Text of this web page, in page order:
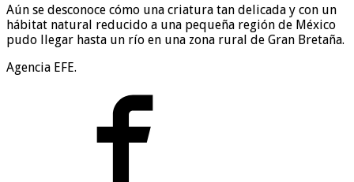
Aún se desconoce cómo una criatura tan delicada y con un
hábitat natural reducido a una pequeña región de México
pudo llegar hasta un río en una zona rural de Gran Bretaña.
Agencia EFE.